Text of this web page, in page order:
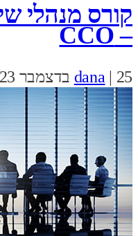
קורס מנהלי
– CCO
dana 25 בדצמבר 2023